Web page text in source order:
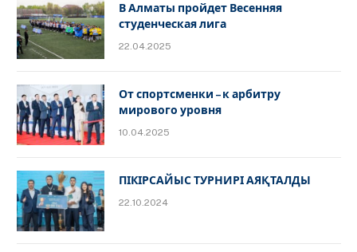
В Алматы пройдет Весенняя
студенческая лига
22.04.2025
От спортсменки – к арбитру
мирового уровня
10.04.2025
ПІКІРСАЙЫС ТУРНИРІ АЯҚТАЛДЫ
22.10.2024